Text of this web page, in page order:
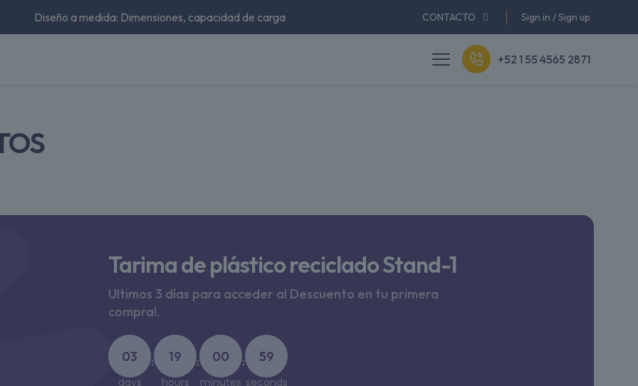
Diseño a medida: Dimensiones, capacidad de carga CONTACTO Sign in / Sign up
+52 1 55 4565 2871
Tarima de plástico reciclado Stand-1
Ultimos 3 días para acceder al Descuento en tu primera
compra!.
03
days
: 19
hours
: 00
minutes
: 59
seconds